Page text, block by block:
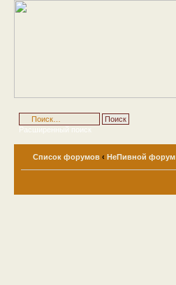
Расширенный поиск
Список форумов ‹ НеПивной форум